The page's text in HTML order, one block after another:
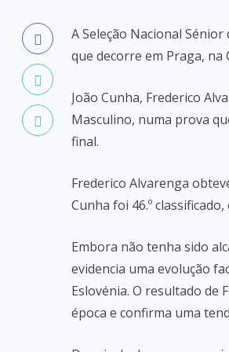
A Seleção Nacional
que decorre em Praga, na
João Cunha, Frederico
Masculino, numa prova
final.
Frederico Alvarenga
Cunha foi 46.º
Embora não tenha sido
evidencia uma evolução
Eslovénia. O resultado de
época e confirma uma